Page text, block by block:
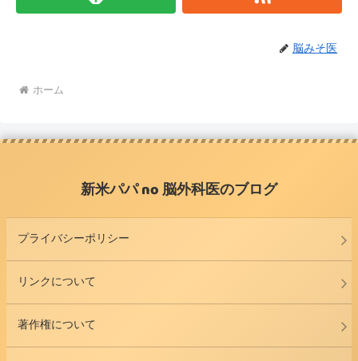
脳みそ医
ホーム
新米パパ no 脳外科医のブログ
プライバシーポリシー
リンクについて
著作権について